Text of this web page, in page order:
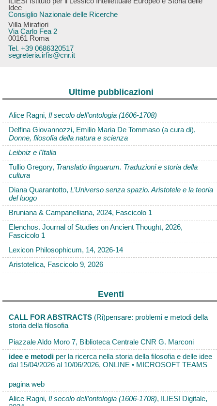
Idee
Consiglio Nazionale delle Ricerche
Villa Mirafiori
Via Carlo Fea 2
00161 Roma
Tel. +39 0686320517
segreteria.irfis@cnr.it
Ultime pubblicazioni
Alice Ragni, Il secolo dell’ontologia (1606-1708)
Delfina Giovannozzi, Emilio Maria De Tommaso (a cura di),
Donne, filosofia della natura e scienza
Leibniz e l'Italia
Tullio Gregory, Translatio linguarum. Traduzioni e storia della
cultura
Diana Quarantotto, L’Universo senza spazio. Aristotele e la teoria
del luogo
Bruniana & Campanelliana, 2024, Fascicolo 1
Elenchos. Journal of Studies on Ancient Thought, 2026,
Fascicolo 1
Lexicon Philosophicum, 14, 2026-14
Aristotelica, Fascicolo 9, 2026
Eventi
CALL FOR ABSTRACTS (Ri)pensare: problemi e metodi della
storia della filosofia
Piazzale Aldo Moro 7, Biblioteca Centrale CNR G. Marconi
idee e metodi per la ricerca nella storia della filosofia e delle idee
dal 15/04/2026 al 10/06/2026, ONLINE • MICROSOFT TEAMS
pagina web
Alice Ragni, Il secolo dell’ontologia (1606-1708), ILIESI Digitale,